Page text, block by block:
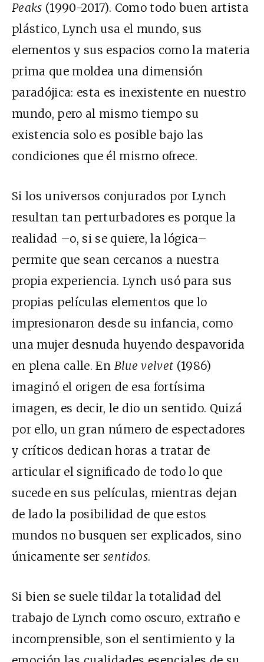
Peaks (1990-2017). Como todo buen artista
plástico, Lynch usa el mundo, sus
elementos y sus espacios como la materia
prima que moldea una dimensión
paradójica: esta es inexistente en nuestro
mundo, pero al mismo tiempo su
existencia solo es posible bajo las
condiciones que él mismo ofrece.
Si los universos conjurados por Lynch
resultan tan perturbadores es porque la
realidad –o, si se quiere, la lógica–
permite que sean cercanos a nuestra
propia experiencia. Lynch usó para sus
propias películas elementos que lo
impresionaron desde su infancia, como
una mujer desnuda huyendo despavorida
en plena calle. En Blue velvet (1986)
imaginó el origen de esa fortísima
imagen, es decir, le dio un sentido. Quizá
por ello, un gran número de espectadores
y críticos dedican horas a tratar de
articular el significado de todo lo que
sucede en sus películas, mientras dejan
de lado la posibilidad de que estos
mundos no busquen ser explicados, sino
únicamente sersentidos.
Si bien se suele tildar la totalidad del
trabajo de Lynch como oscuro, extraño e
incomprensible, son el sentimiento y la